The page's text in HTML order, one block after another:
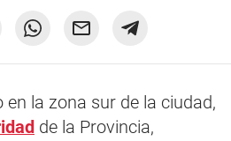
en la zona sur de la ciudad,
de la Provincia,